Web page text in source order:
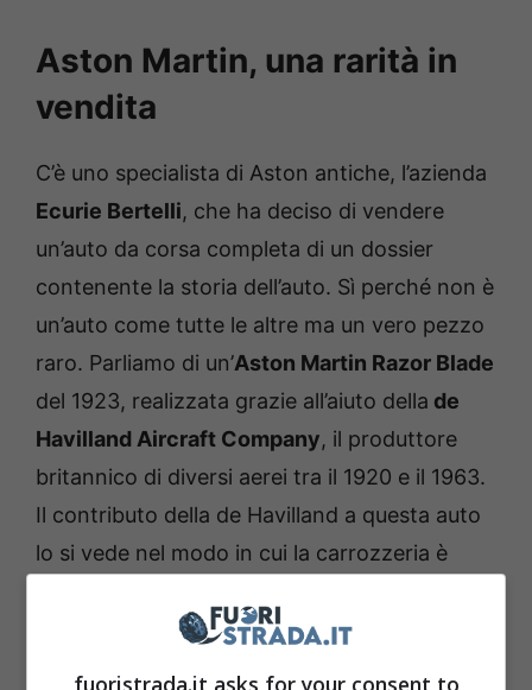
Aston Martin, una rarità in
vendita
C’è uno specialista di Aston antiche, l’azienda
Ecurie Bertelli, che ha deciso di vendere
un’auto da corsa completa di un dossier
contenente la storia dell’auto. Sì perché non è
un’auto come tutte le altre ma un vero pezzo
raro. Parliamo di un’Aston Martin Razor Blade
del 1923, realizzata grazie all’aiuto della de
Havilland Aircraft Company, il produttore
britannico di diversi aerei tra il 1920 e il 1963.
Il contributo della de Havilland a questa auto
lo si vede nel modo in cui la carrozzeria è
fuoristrada.it asks for your consent to